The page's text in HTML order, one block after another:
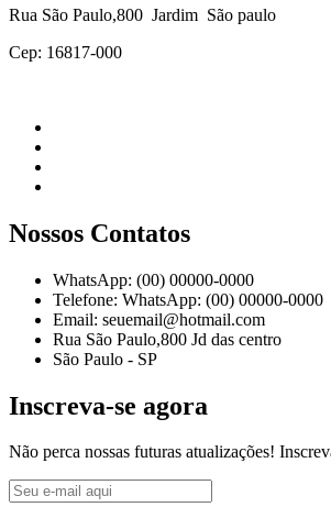
Rua São Paulo,800 Jardim São paulo
Cep: 16817-000
Nossos Contatos
WhatsApp: (00) 00000-0000
Telefone: WhatsApp: (00) 00000-0000
Email: seuemail@hotmail.com
Rua São Paulo,800 Jd das centro
São Paulo - SP
Inscreva-se agora
Não perca nossas futuras atualizações!